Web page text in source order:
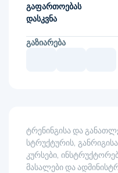
გაფართოებას
დასკვნა
ᲒᲐᲖᲘᲐᲠᲔᲑᲐ
ტრენინგისა და
სტრუქტურის,
კურსები,
მასალები და